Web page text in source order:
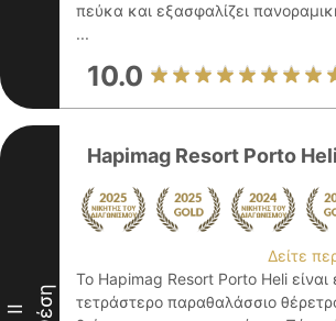
πεύκα και εξασφαλίζει
...
10.0
II Θέση
Hapimag Resort Porto Heli
Δείτε
Το Hapimag Resort Porto Heli είναι
τετράστερο παραθαλάσσιο